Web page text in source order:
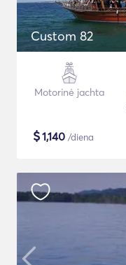
Custom 82
Motorinė jachta
$1,140 /diena